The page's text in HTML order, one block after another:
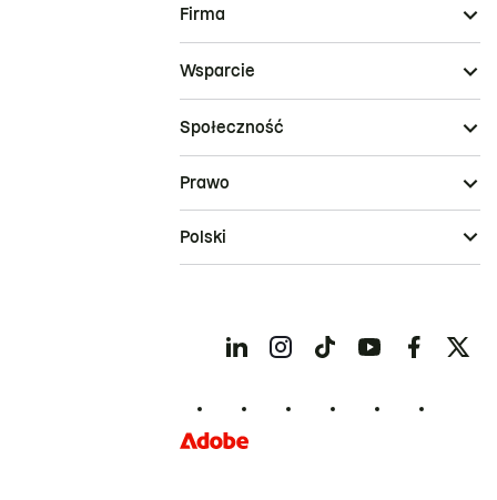
Firma
Wsparcie
Społeczność
Prawo
Polski